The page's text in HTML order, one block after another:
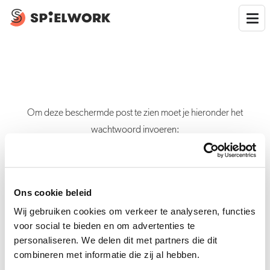
Ons cookie beleid
Wij gebruiken cookies om verkeer te analyseren, functies
voor social te bieden en om advertenties te
personaliseren. We delen dit met partners die dit
combineren met informatie die zij al hebben.
Om deze beschermde post te zien moet je hieronder het
wachtwoord invoeren:
Verstuur